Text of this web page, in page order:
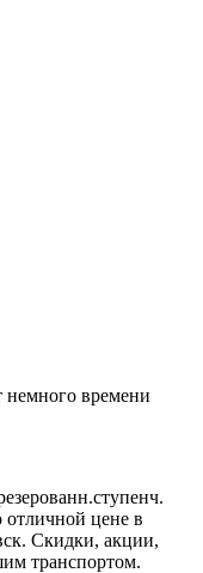
немного времени
цене в
Скидки, акции,
транспортом.